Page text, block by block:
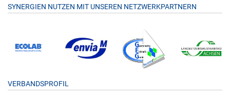
SYNERGIEN NUTZEN MIT UNSEREN NETZWERKPARTNERN
VERBANDSPROFIL